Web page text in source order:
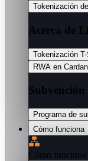
Tokenización
Acerca de
Tokenización
RWA en
Subvención
Programa de
Cómo funciona
Cómo funciona